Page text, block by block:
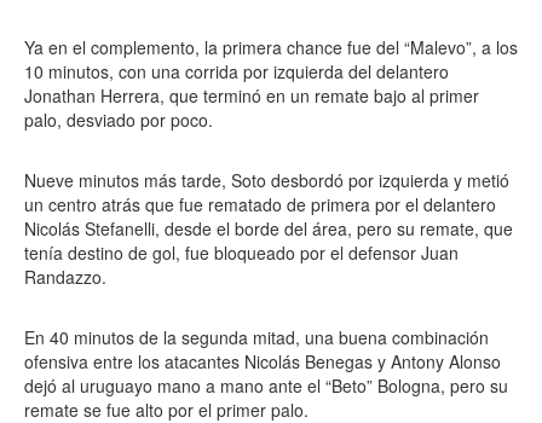
Ya en el complemento, la primera chance fue del “Malevo”, a los
10 minutos, con una corrida por izquierda del delantero
Jonathan Herrera, que terminó en un remate bajo al primer
palo, desviado por poco.
Nueve minutos más tarde, Soto desbordó por izquierda y metió
un centro atrás que fue rematado de primera por el delantero
Nicolás Stefanelli, desde el borde del área, pero su remate, que
tenía destino de gol, fue bloqueado por el defensor Juan
Randazzo.
En 40 minutos de la segunda mitad, una buena combinación
ofensiva entre los atacantes Nicolás Benegas y Antony Alonso
dejó al uruguayo mano a mano ante el “Beto” Bologna, pero su
remate se fue alto por el primer palo.